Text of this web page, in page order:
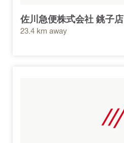
佐川急便株式会社 銚子店
23.4 km away